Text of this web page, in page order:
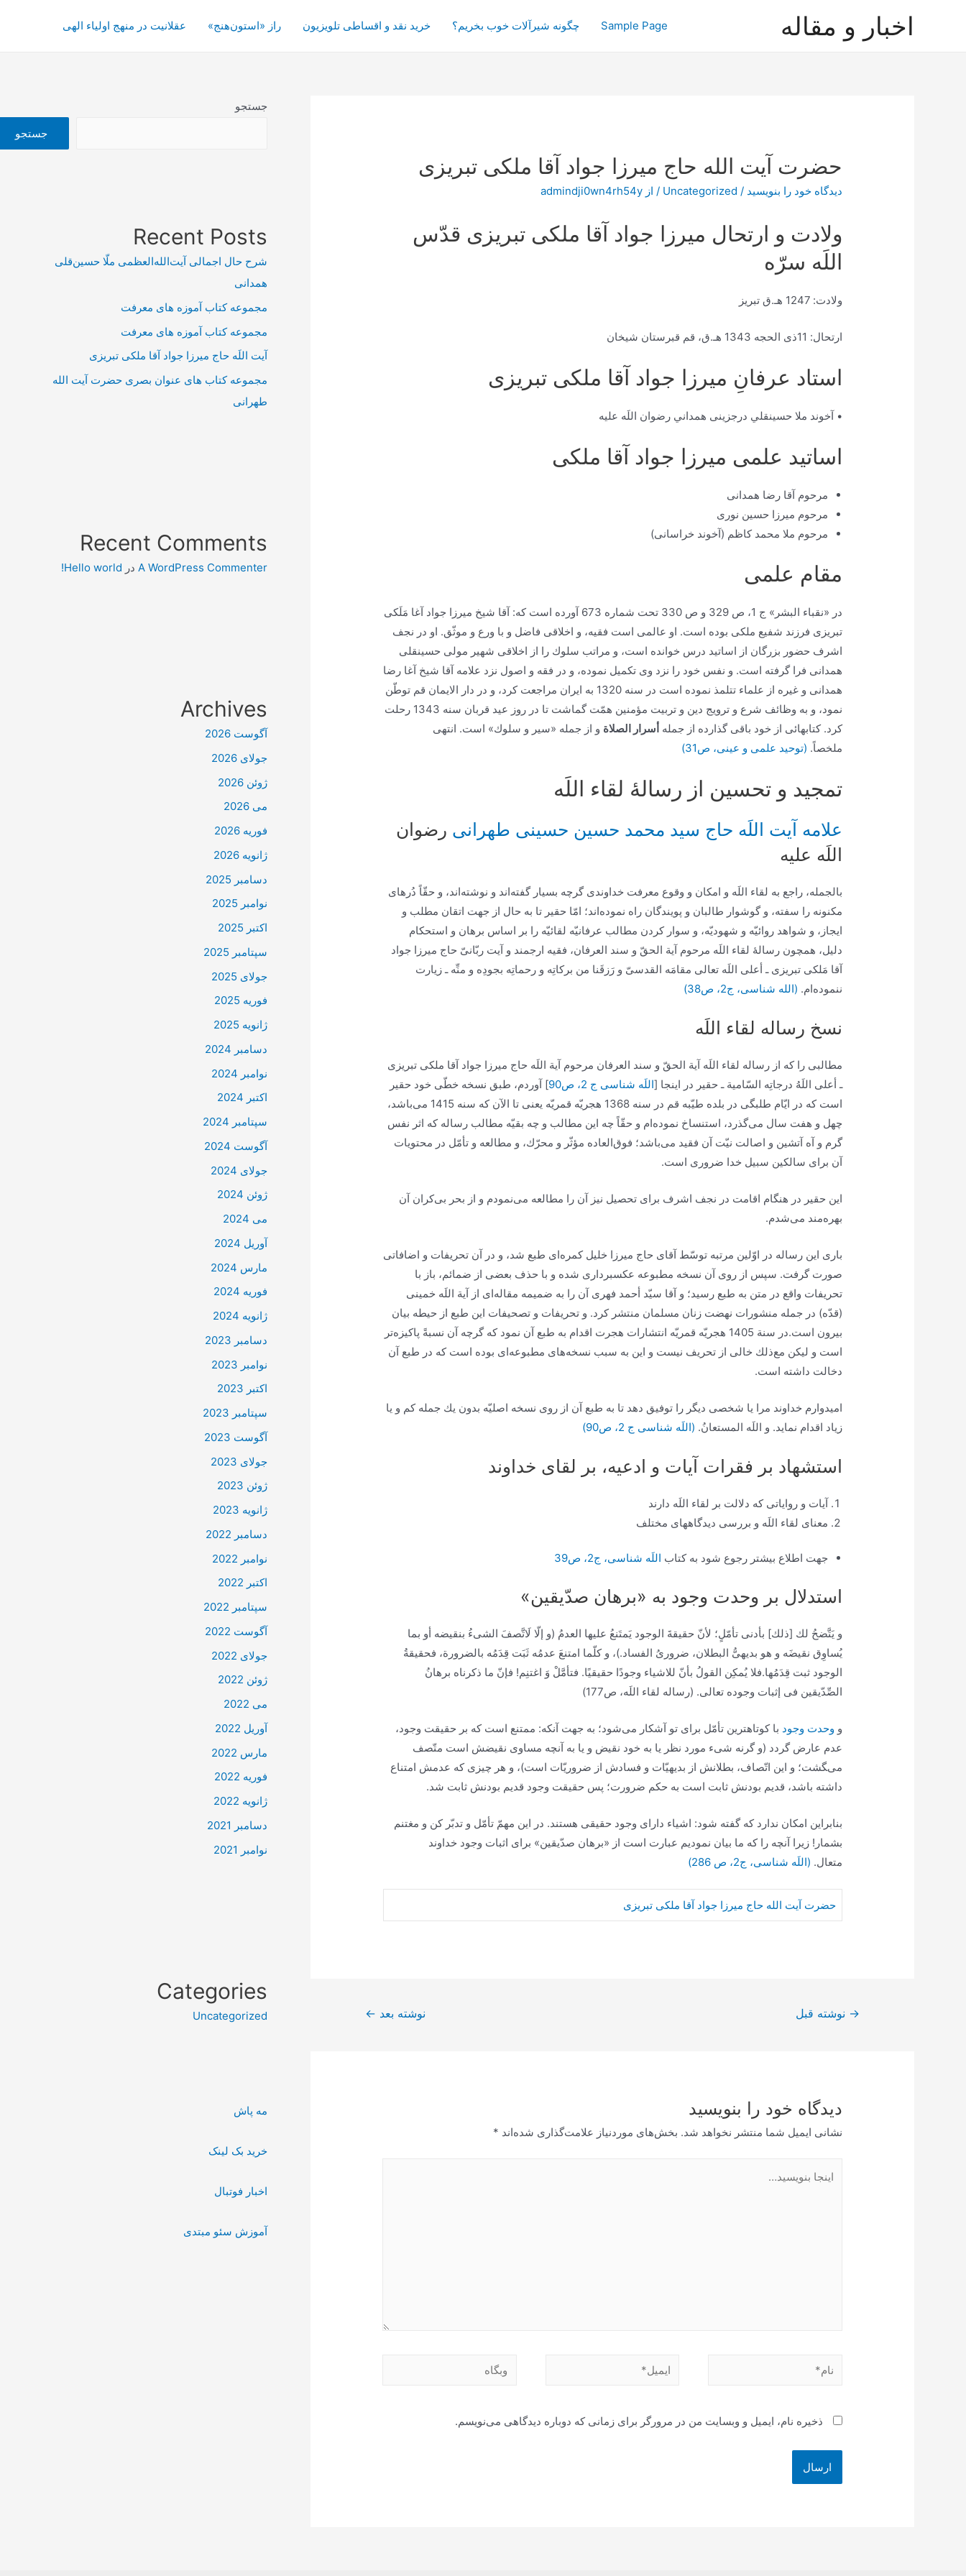
اخبار و مقاله Sample Page چگونه شیرآلات خوب بخریم؟ خرید نقد و اقساطی تلویزیون راز «استون‌هنج» عقلانیت در منهج اولیاء الهی
حضرت آیت الله حاج میرزا جواد آقا ملکی تبریزی
دیدگاه‌ خود را بنویسید /
Uncategorized / از admindji0wn4rh54y
ولادت و ارتحال ميرزا جواد آقا ملكى تبريزى قدّس
اللَه سرّه
ولادت: 1247 هـ.ق تبریز
ارتحال: 11ذی الحجه 1343 هـ.ق، قم قبرستان شیخان
استاد عرفانِ ميرزا جواد آقا ملكى تبريزى
• آخوند ملا حسينقلي درجزینی همداني رضوان اللَه علیه
اساتید علمی میرزا جواد آقا ملکی
مرحوم آقا رضا همدانی
مرحوم میرزا حسین نوری
مرحوم ملا محمد کاظم (آخوند خراسانی)
مقام علمی
در «نقباء البشر» ج 1، ص 329 و ص 330 تحت شماره 673 آورده است كه: آقا شيخ ميرزا جواد آغا مَلَكى
تبريزى فرزند شفيع ملكى بوده است. او عالمى است فقيه، و اخلاقى فاضل و با ورع و موثّق. او در نجف
اشرف حضور بزرگان از اساتيد درس خوانده است، و مراتب سلوك را از اخلاقى شهير مولى حسينقلى
همدانى فرا گرفته است. و نفس خود را نزد وى تكميل نموده، و در فقه و اصول نزد علامه آقا شيخ آغا رضا
همدانى و غيره از علماء تتلمذ نموده است در سنه 1320 به ايران مراجعت كرد، و در دار الايمان قم توطّن
نمود، و به وظائف شرع و ترويج دين و تربيت مؤمنين همّت گماشت تا در روز عيد قربان سنه 1343 رحلت
كرد. كتابهائى از خود باقى گذارده از جملهأسرار الصلاة و از جمله «سير و سلوك» است. انتهى
ملخصاً. (توحید علمی و عینی، ص31)
تمجيد و تحسين از رسالۀ لقاء اللَه‏
علامه آیت اللَه حاج سید محمد حسین حسینی طهرانی رضوان
اللَه علیه
بالجمله، راجع به لقاء اللَه و امكان و وقوع معرفت خداوندى گرچه بسيار گفته‌‏اند و نوشته‌‏اند، و حقّاً دُرهاى
مكنونه را سفته، و گوشوار طالبان و پويندگان راه نموده‌‏اند؛ امّا حقير تا به حال از جهت اتقان مطلب و
ايجاز، و شواهد روائيّه و شهوديّه، و سوار كردن مطالب عرفانيّه لقائيّه را بر اساس برهان و استحكام
دليل، همچون رسالۀ لقاء اللَه مرحوم آية الحقّ و سند العرفان، فقيه ارجمند و آيت ربّانىّ حاج ميرزا جواد
آقا مَلكى تبريزى ـ أعلى اللَه تعالى مقامَه القدسىّ و رَزقَنا من بركاتِه و رحماتِه بجودِه و منِّه ـ زيارت
ننموده‏‌ام. (الله شناسی، ج2، ص38)
نسخ رساله لقاء اللَه‏
مطالبى را كه از رساله لقاء اللَه آية الحقّ و سند العرفان مرحوم آية اللَه حاج ميرزا جواد آقا ملكى تبريزى
ـ أعلى اللَهُ درجاتِه السّامية ـ حقير در اینجا [اللَه شناسی ج 2، ص90
] آوردم، طبق نسخه خطّى خود حقير
است كه در ايّام طلبگى در بلده طيّبه قم در سنه 1368 هجريّه قمريّه يعنى تا الآن كه سنه 1415 می‌باشد،
چهل و هفت سال می‌‏گذرد، استنساخ نموده‏‌ام و حقّاً چه اين مطالب و چه بقيّه مطالب رساله كه اثر نفس
گرم و آه آتشين و اصالت نيّت آن فقيد می‌‏باشد؛ فوق‌‏العاده مؤثّر و محرّك، و مطالعه و تأمّل در محتويات
آن براى سالكين سبيل خدا ضرورى است.
اين حقير در هنگام اقامت در نجف اشرف براى تحصيل نيز آن را مطالعه می‌‏نمودم و از بحر بی‌‏كران آن
بهره‏‌مند می‌‏شدم.
بارى اين رساله در اوّلين مرتبه توسّط آقاى حاج ميرزا خليل كمره‌‏اى طبع شد، و در آن تحريفات و اضافاتى
صورت گرفت. سپس از روى آن نسخه مطبوعه عكس‏بردارى شده و با حذف بعضى از ضمائم، باز با
تحريفات واقع در متن به طبع رسيد؛ و آقا سيّد أحمد فهرى آن را به ضميمه مقاله‌‏اى از آية اللَه خمينى
(قدّه) در جمله منشورات نهضت زنان مسلمان منتشر كرد. و تحريفات و تصحيفات اين طبع از حيطه بيان
بيرون است.در سنة 1405 هجريّه قمريّه انتشارات هجرت اقدام به طبع آن نمود كه گرچه آن نسبةً پاكيزه‌‏تر
است و ليكن مع‌‏ذلك خالى از تحريف نيست و اين به سبب نسخه‏‌هاى مطبوعه‌‏اى بوده است كه در طبع آن
دخالت داشته است.
اميدوارم خداوند مرا يا شخصى ديگر را توفيق دهد تا به طبع آن از روى نسخه اصليّه بدون يك جمله كم و يا
زياد اقدام نمايد. و اللَه المستعانُ. (اللَه شناسی ج 2، ص90)
استشهاد بر فقرات آيات و ادعيه، بر لقاى خداوند
آیات و روایاتی که دلالت بر لقاء اللَه دارند
معنای لقاء اللَه و بررسی دیدگاههای مختلف
جهت اطلاع بیشتر رجوع شود به کتاب اللَه شناسی، ج2، ص39
استدلال بر وحدت وجود به «برهان صدّيقين»
و يَتَّضحُ لك [ذلك‏] بأدنى تأمّلٍ؛ لأنّ حقيقةَ الوجود يَمتَنعُ عليها العدمُ (و إلّا لَاتَّصفَ الشى‏ءُ بنقيضه أو بما
يُساوِق نقيضَه و هو بديهىُّ البطلان، ضرورىُ ‏الفساد.)، و كلّما امتنعَ عدمُه ثَبَت قِدَمُه بالضرورة، فحقيقةُ
الوجود ثبت قِدَمُها.فلا يُمكِن القولُ بأنّ للاشياء وجودًا حقيقيًا. فتأمَّلْ وَ اغتنِم! فإنّ ما ذكرناه برهانُ
الصِّدّيقين فى إثبات وجوده تعالى. (رساله لقاء اللَه، ص177)
و وحدت وجود با كوتاه‏ترين تأمّل براى تو آشكار می‌شود؛ به جهت آنكه: ممتنع است كه بر حقيقت وجود،
عدم عارض گردد (و گرنه شى‏ء مورد نظر يا به خود نقيض و يا به آنچه مساوى نقيضش است متّصف
می‌‍‏گشت؛ و اين اتّصاف، بطلانش از بديهيّات و فسادش از ضروريّات است)، و هر چيزى كه عدمش امتناع
داشته باشد، قديم بودنش ثابت است به حكم ضرورت؛ پس حقيقت وجود قديم بودنش ثابت شد.
بنابراين امكان ندارد كه گفته شود: اشياء داراى وجود حقيقى هستند. در اين مهمّ تأمّل و تدبّر كن و مغتنم
بشمار! زيرا آنچه را كه ما بيان نموديم عبارت است از «برهان صدّيقين» براى اثبات وجود خداوند
متعال. (اللَه شناسی، ج2، ص 286)
حضرت آیت الله حاج میرزا جواد آقا ملکی تبریزی
→ نوشته قبل نوشته بعد ←
دیدگاه‌ خود را بنویسید
نشانی ایمیل شما منتشر نخواهد شد. بخش‌های موردنیاز علامت‌گذاری شده‌اند *
بنویسید…
نام* ایمیل* وبگاه
ذخیره نام، ایمیل و وبسایت من در مرورگر برای زمانی که دوباره دیدگاهی می‌نویسم.
جستجو
جستجو
Recent Posts
شرح حال اجمالی آیت‌الله‌العظمی ملّا حسین‌قلی
همدانی
مجموعه کتاب آموزه های معرفت
مجموعه کتاب آموزه های معرفت
آیت اللَه حاج میرزا جواد آقا ملکی تبریزی
مجموعه کتاب های عنوان بصری حضرت آیت الله
طهرانی
Recent Comments
A WordPress Commenter در Hello world!
Archives
آگوست 2026
جولای 2026
ژوئن 2026
می 2026
فوریه 2026
ژانویه 2026
دسامبر 2025
نوامبر 2025
اکتبر 2025
سپتامبر 2025
جولای 2025
فوریه 2025
ژانویه 2025
دسامبر 2024
نوامبر 2024
اکتبر 2024
سپتامبر 2024
آگوست 2024
جولای 2024
ژوئن 2024
می 2024
آوریل 2024
مارس 2024
فوریه 2024
ژانویه 2024
دسامبر 2023
نوامبر 2023
اکتبر 2023
سپتامبر 2023
آگوست 2023
جولای 2023
ژوئن 2023
ژانویه 2023
دسامبر 2022
نوامبر 2022
اکتبر 2022
سپتامبر 2022
آگوست 2022
جولای 2022
ژوئن 2022
می 2022
آوریل 2022
مارس 2022
فوریه 2022
ژانویه 2022
دسامبر 2021
نوامبر 2021
Categories
Uncategorized
مه پاش
خرید بک لینک
اخبار فوتبال
آموزش سئو مبتدی